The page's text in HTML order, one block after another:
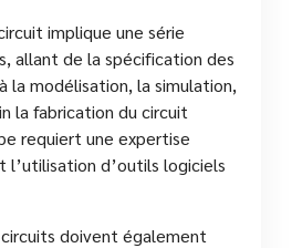
implique une série
allant de la spécification des
la modélisation, la simulation,
la fabrication du circuit
requiert une expertise
d’outils logiciels
doivent également